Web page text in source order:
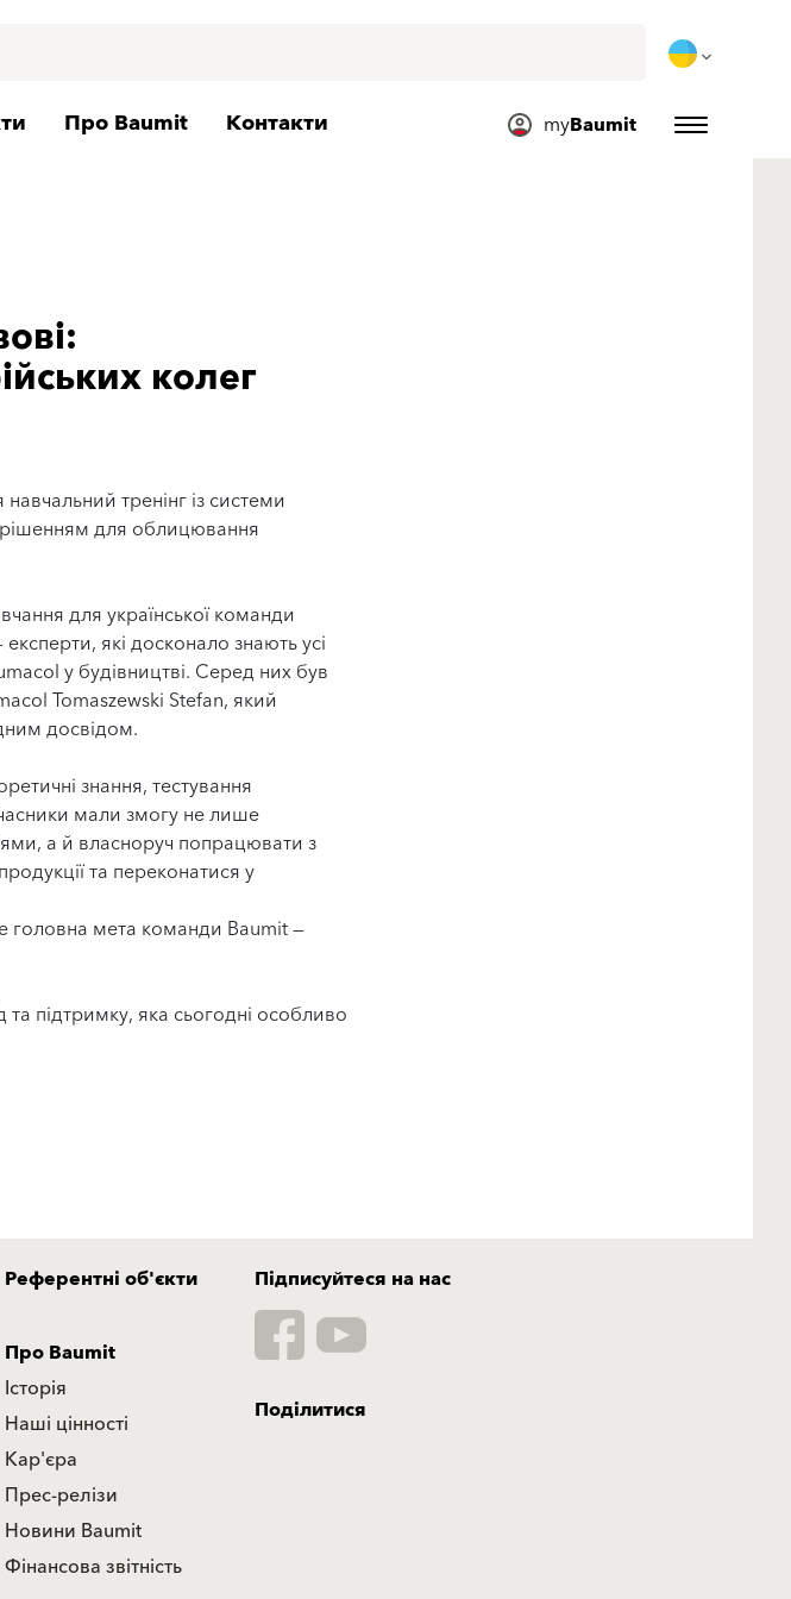
Про Baumit Контакти myBaumit
колег
тренінг із системи
для облицювання
для української команди
які досконало знають усі
у будівництві. Серед них був
Tomaszewski Stefan, який
досвідом.
знання, тестування
мали змогу не лише
а й власноруч попрацювати з
та переконатися у
головна мета команди Baumit —
підтримку, яка сьогодні особливо
Референтні об'єкти
Про Baumit
Історія
Наші цінності
Кар'єра
Прес-релізи
Новини Baumit
Фінансова звітність
Підписуйтеся на нас
Поділитися